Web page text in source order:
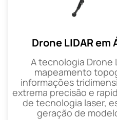
Drone LIDAR
A tecnologia Drone
mapeamento
informações
extrema precisão e
de tecnologia laser,
geração de